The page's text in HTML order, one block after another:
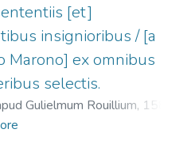
[et]
insignioribus / [a
Marono] ex omnibus
selectis.
Gulielmum Rouillium, 1580